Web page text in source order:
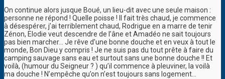
On continue alors jusque Boué, un lieu-dit avec une seule maison :
personne ne répond ! Quelle poisse ! Il fait très chaud, je commence
à désespérer, j’ai terriblement chaud, Rodrigue en a marre de tenir
Zénon, Elodie veut descendre de l’âne et Amadéo ne sait toujours
pas bien marcher… Je rêve d’une bonne douche et en veux à tout le
monde, Bon Dieu y compris ! Je ne suis pas du tout prête à faire du
camping sauvage sans eau et surtout sans une bonne douche !! Et
voilà, (humour du Seigneur ? ) qu’il commence à pleuviner, la voilà
ma douche ! N’empêche qu’on n’est toujours sans logement…